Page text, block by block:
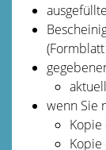
wenn Sie
Kopie